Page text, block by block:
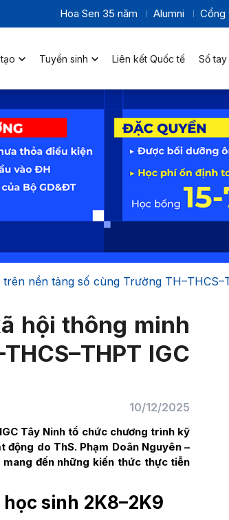
Hoa Sen 35 năm Alumni Cổng
Tuyển sinh Liên kết Quốc tế Sổ
nền tảng số cùng Trường
hội thông minh
IGC
10/12/2025
Tây Ninh tổ chức chương trình kỹ
do ThS. Phạm Doãn Nguyên –
đến những kiến thức thực tiễn
sinh 2K8–2K9